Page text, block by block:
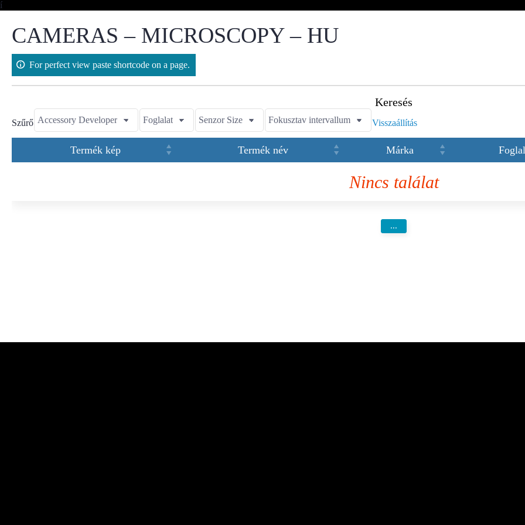
íSkip
CAMERAS – MICROSCOPY – HU
For perfect view paste shortcode on a page.
Keresés
Szűrő Visszaállítás
Termék kép Termék név Márka
Nincs találat
...